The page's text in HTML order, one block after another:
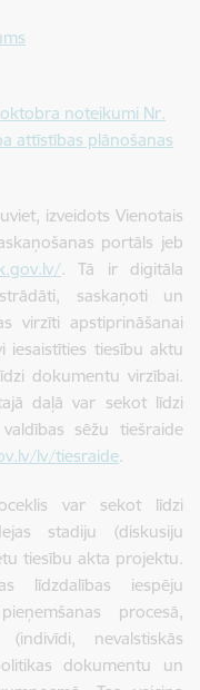
noteikumi Nr.
attīstības plānošanas
izveidots Vienotais
portāls jeb
.Tā ir digitāla
saskaņoti un
virzīti apstiprināšanai
iesaistīties tiesību aktu
dokumentu virzībai.
daļā var sekot līdzi
sēžu tiešraide
lv/tiesraide.
var sekot līdzi
stadiju (diskusiju
tiesību akta projektu.
līdzdalības iespēju
procesā,
nevalstiskās
dokumentu un